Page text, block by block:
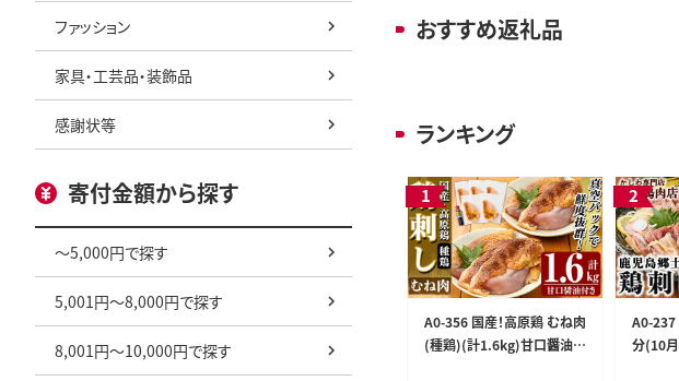
ファッション
家具・工芸品・装飾品
感謝状等
寄付金額から探す
～5,000円で探す
5,001円～8,000円で探す
8,001円～10,000円で探す
おすすめ返礼品
ランキング
A0-356 国産！高原鶏 むね肉
(種鶏)(計1.6kg)甘口醤油ミ
A0-237
分(10